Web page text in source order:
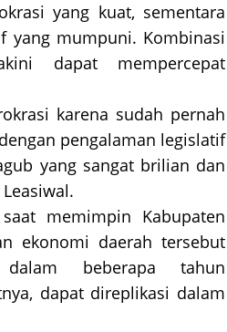
yang kuat, sementara
yang mumpuni. Kombinasi
dapat mempercepat
karena sudah pernah
pengalaman legislatif
yang sangat brilian dan
memimpin Kabupaten
ekonomi daerah tersebut
beberapa tahun
dapat direplikasi dalam